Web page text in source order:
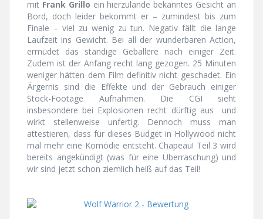
mit Frank Grillo ein hierzulande bekanntes Gesicht an
Bord, doch leider bekommt er – zumindest bis zum
Finale – viel zu wenig zu tun. Negativ fällt die lange
Laufzeit ins Gewicht. Bei all der wunderbaren Action,
ermüdet das ständige Geballere nach einiger Zeit.
Zudem ist der Anfang recht lang gezogen. 25 Minuten
weniger hätten dem Film definitiv nicht geschadet. Ein
Ärgernis sind die Effekte und der Gebrauch einiger
Stock-Footage Aufnahmen. Die CGI sieht
insbesondere bei Explosionen recht dürftig aus und
wirkt stellenweise unfertig. Dennoch muss man
attestieren, dass für dieses Budget in Hollywood nicht
mal mehr eine Komödie entsteht. Chapeau! Teil 3 wird
bereits angekündigt (was für eine Überraschung) und
wir sind jetzt schon ziemlich heiß auf das Teil!